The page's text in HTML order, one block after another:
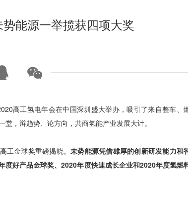
能源一举揽获四项大奖
高工氢电年会在中国深圳盛大举办，吸引了来自整车、
，辩趋势、论方向，共商氢能产业发展大计。
工金球奖重磅揭晓。未势能源凭借雄厚的创新研发能力和
好产品金球奖、2020年度快速成长企业和2020年度氢燃